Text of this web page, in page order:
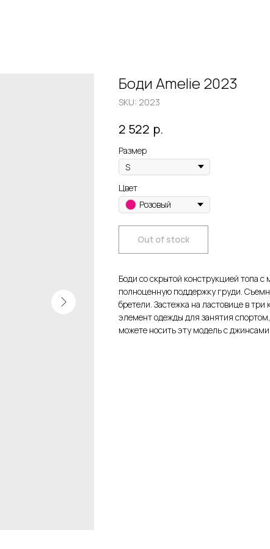
Боди Amelie 2023
SKU: 2023
2 522 р.
Размер
Цвет
Розовый
Out of stock
Боди со скрытой конструкцией топа
полноценную поддержку груди.
бретели. Застежка на ластовице в
элемент одежды для занятия
можете носить эту модель с